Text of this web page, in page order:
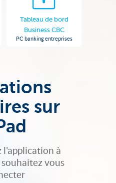
Tableau de bord
Business CBC
PC banking entreprises
sur
l'application à
vous